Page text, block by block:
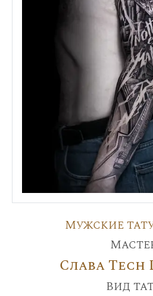
Мужские
Слава Tech
Вид